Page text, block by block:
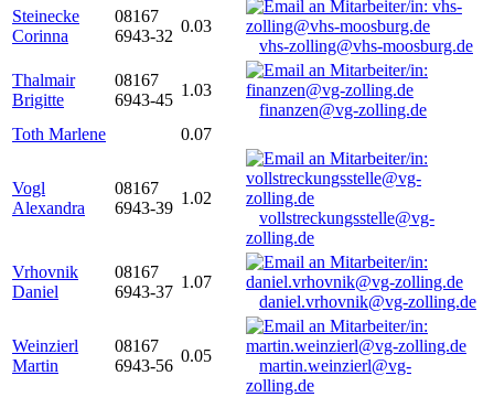
Steinecke
Corinna
08167
6943-32
0.03
vhs-zolling@vhs-moosburg.de
Thalmair
Brigitte
08167
6943-45
1.03
finanzen@vg-zolling.de
Toth Marlene
0.07
Vogl
Alexandra
08167
6943-39
1.02
vollstreckungsstelle@vg-
zolling.de
Vrhovnik
Daniel
08167
6943-37
1.07
daniel.vrhovnik@vg-zolling.de
Weinzierl
Martin
08167
6943-56
0.05
martin.weinzierl@vg-
zolling.de